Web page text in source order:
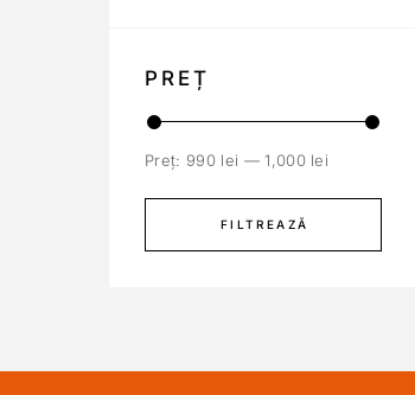
PREȚ
FILTREAZĂ
Preț: 990 lei —1,000 lei